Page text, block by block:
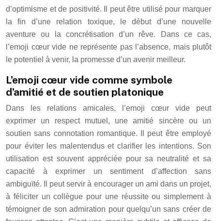
d’optimisme et de positivité. Il peut être utilisé pour marquer
la fin d’une relation toxique, le début d’une nouvelle
aventure ou la concrétisation d’un rêve. Dans ce cas,
l’emoji cœur vide ne représente pas l’absence, mais plutôt
le potentiel à venir, la promesse d’un avenir meilleur.
L’emoji cœur vide comme symbole
d’amitié et de soutien platonique
Dans les relations amicales, l’emoji cœur vide peut
exprimer un respect mutuel, une amitié sincère ou un
soutien sans connotation romantique. Il peut être employé
pour éviter les malentendus et clarifier les intentions. Son
utilisation est souvent appréciée pour sa neutralité et sa
capacité à exprimer un sentiment d’affection sans
ambiguïté. Il peut servir à encourager un ami dans un projet,
à féliciter un collègue pour une réussite ou simplement à
témoigner de son admiration pour quelqu’un sans créer de